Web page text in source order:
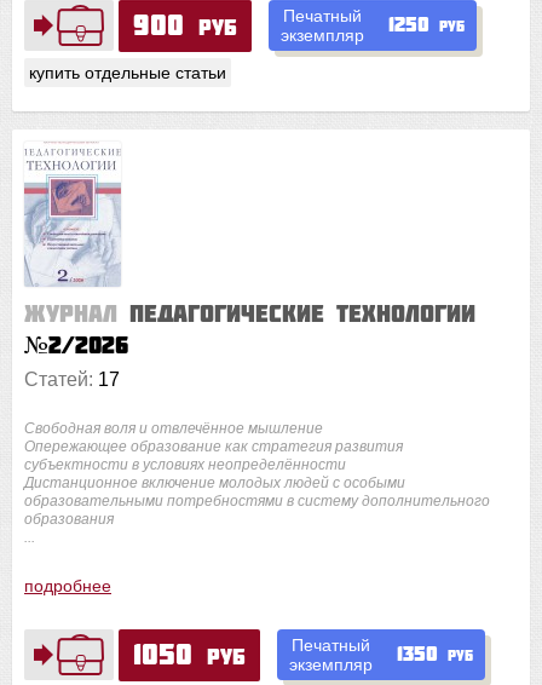
900 руб
купить отдельные статьи
Печатный
экземпляр
1250 руб
1050 руб
Печатный
экземпляр
1350 руб
Журнал Педагогические технологии
№2/2026
Статей: 17
Свободная воля и отвлечённое мышление
Опережающее образование как стратегия развития
субъектности в условиях неопределённости
Дистанционное включение молодых людей с особыми
образовательными потребностями в систему дополнительного
образования
подробнее